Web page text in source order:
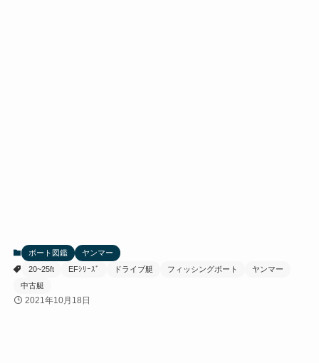
ボート図鑑
ヤンマー
20~25ft
EFｼﾘｰｽﾞ ドライブ艇 フィッシングボート
ヤンマー
中古艇
2021年10月18日